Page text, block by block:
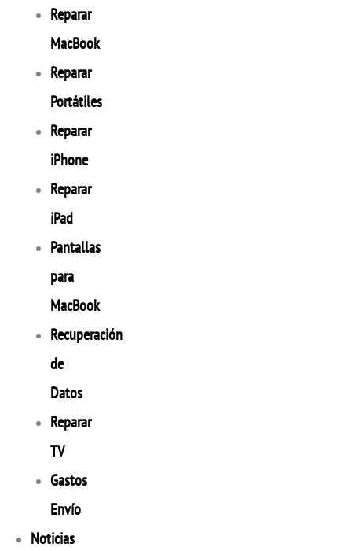
Reparar
MacBook
Reparar
Portátiles
Reparar
iPhone
Reparar
iPad
Pantallas
para
MacBook
Recuperación
de
Datos
Reparar
TV
Gastos
Envío
Noticias